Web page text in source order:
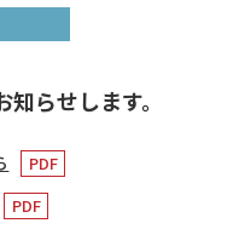
らせします。